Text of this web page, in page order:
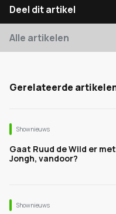
Deel dit artikel
Alle artikelen
Gerelateerde
Shownieuws
Gaat Ruud de Wild er
Jongh, vandoor?
Shownieuws